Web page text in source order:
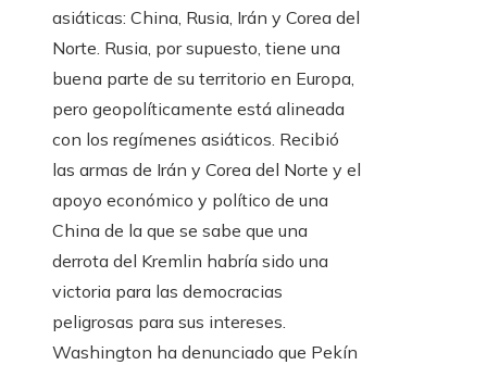
asiáticas: China, Rusia, Irán y Corea del
Norte. Rusia, por supuesto, tiene una
buena parte de su territorio en Europa,
pero geopolíticamente está alineada
con los regímenes asiáticos. Recibió
las armas de Irán y Corea del Norte y el
apoyo económico y político de una
China de la que se sabe que una
derrota del Kremlin habría sido una
victoria para las democracias
peligrosas para sus intereses.
Washington ha denunciado que Pekín